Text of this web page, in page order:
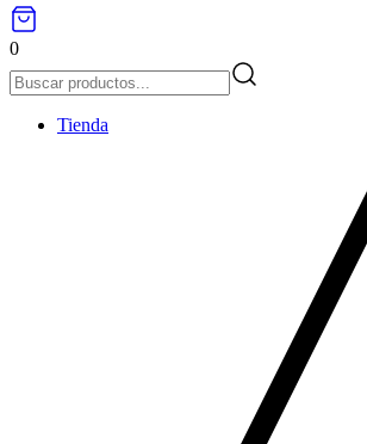
0
Tienda